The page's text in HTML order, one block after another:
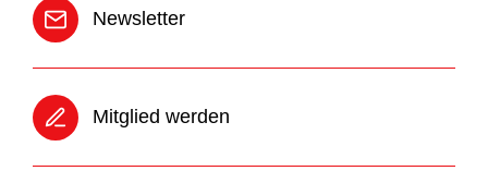
News­let­ter
Mit­glied wer­den